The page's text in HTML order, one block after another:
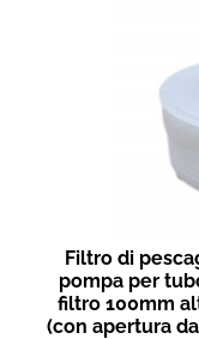
Filtro di
pompa per
filtro 100mm
(con apertura